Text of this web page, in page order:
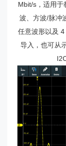
Mbit/s，适用于
波、方波/脉冲
任意波形以及
导入，也可从